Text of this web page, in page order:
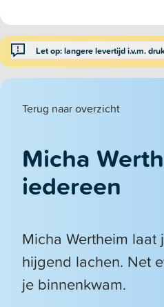
Let op: langere levertijd i.v.m.
Terug naar overzicht
Micha
iedereen
Micha Wertheim laat
hijgend lachen. Net
je binnenkwam.